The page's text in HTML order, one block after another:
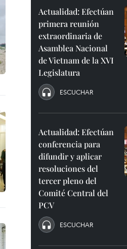
Actualidad: Efectúan
primera reunión
extraordinaria de
Asamblea Nacional
de Vietnam de la XVI
Legislatura
ESCUCHAR
Actualidad: Efectúan
conferencia para
difundir y aplicar
resoluciones del
tercer pleno del
Comité Central del
PCV
ESCUCHAR